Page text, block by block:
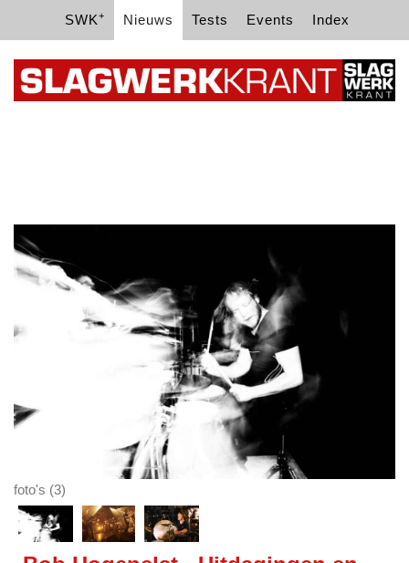
SWK+ Nieuws Tests Events Index
foto's (3)